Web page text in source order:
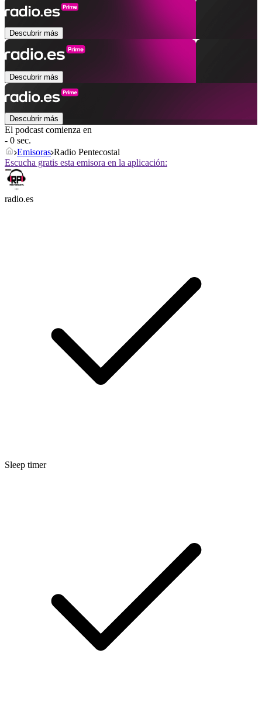
Descubrir más
Descubrir más
Descubrir más
El podcast comienza en
- 0 sec.
Emisoras Radio Pentecostal
Escucha gratis esta emisora en la aplicación:
radio.es
Sleep timer